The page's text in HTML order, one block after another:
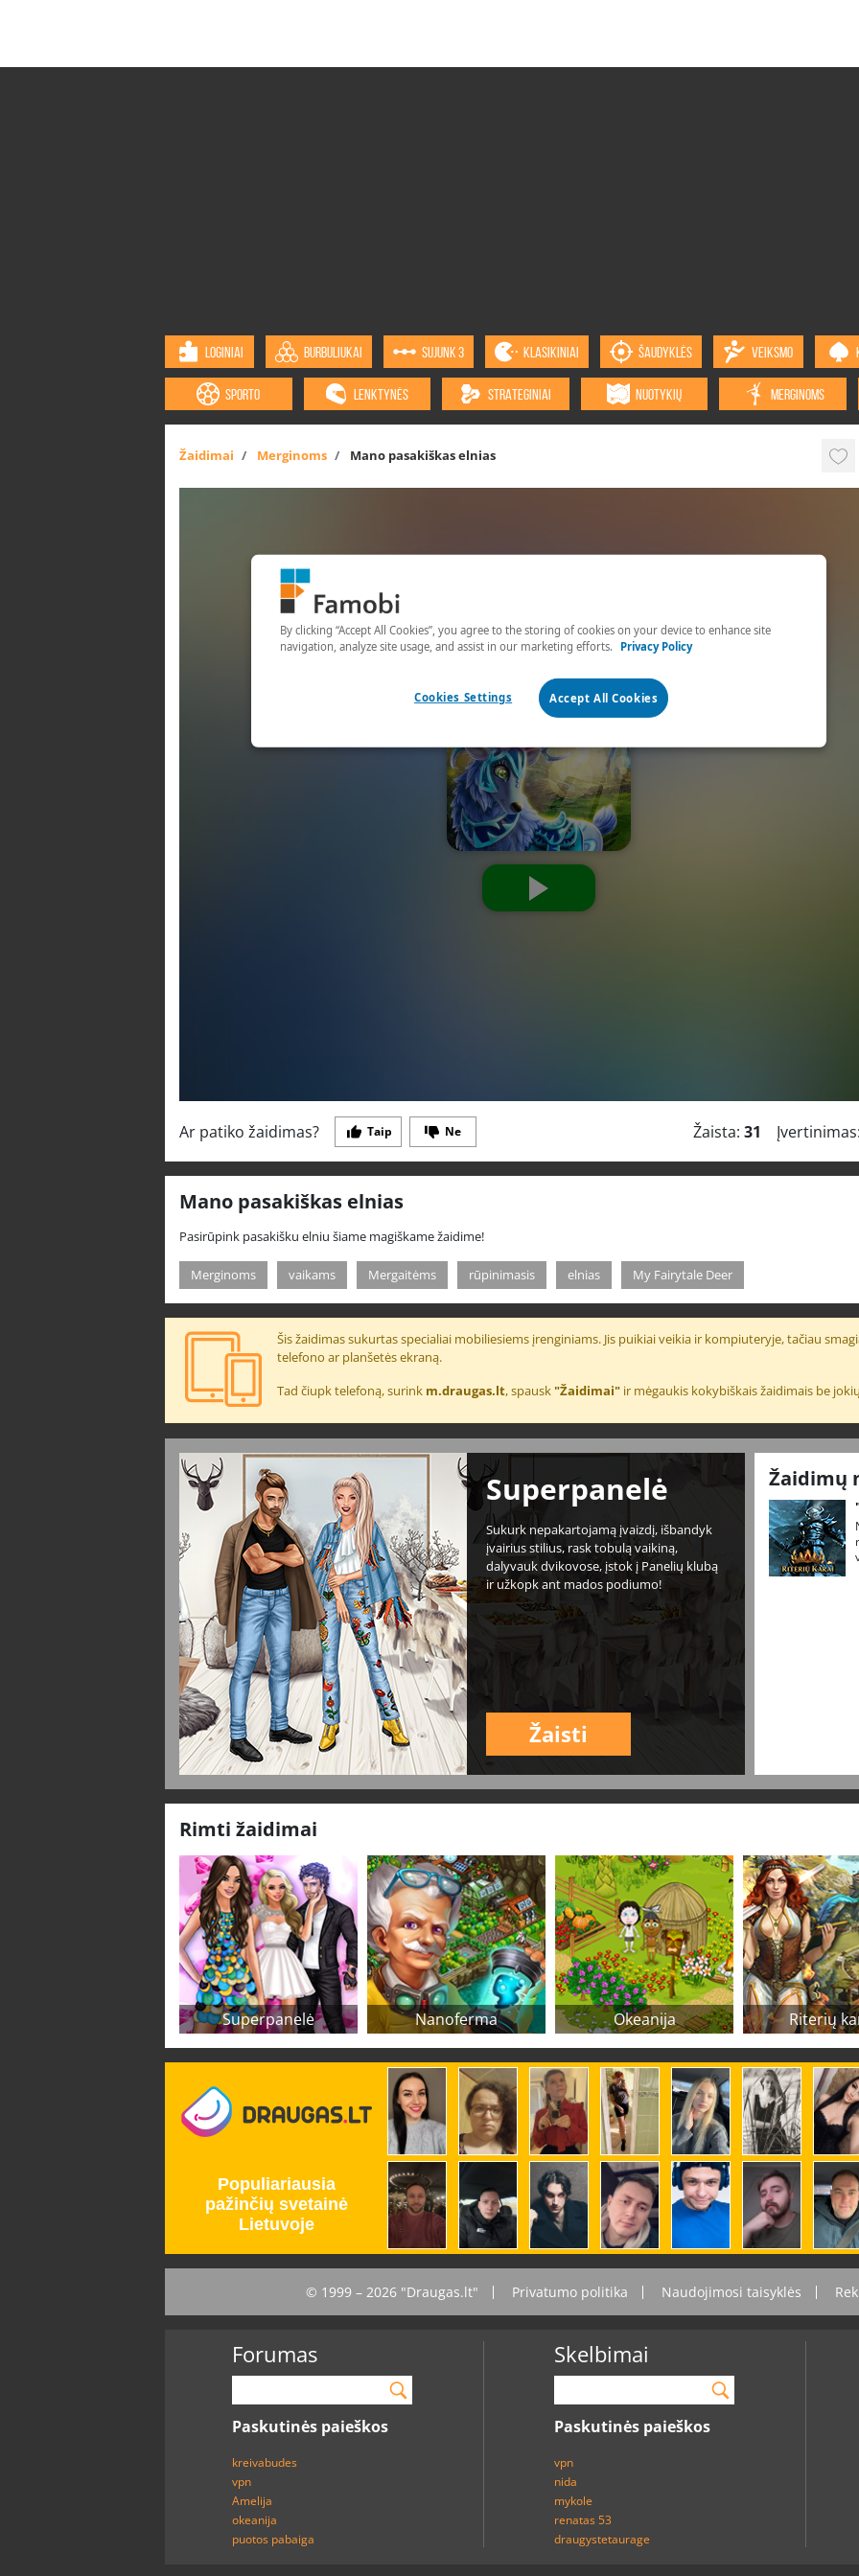
LOGINIAI BURBULIUKAI SUJUNK 3 KLASIKINIAI ŠAUDYKLĖS VEIKSMO
SPORTO LENKTYNĖS STRATEGINIAI NUOTYKIŲ MERGINOMS
Žaidimai Merginoms Mano pasakiškas elnias
Ar patiko žaidimas? Taip Ne Žaista: 31
Mano pasakiškas elnias
Pasirūpink pasakišku elniu šiame magiškame žaidime!
Merginoms vaikams Mergaitėms rūpinimasis elnias My Fairytale Deer
Šis žaidimas sukurtas specialiai mobiliesiems įrenginiams. Jis puikiai veikia ir kompiuteryje, tačiau
telefono ar planšetės ekraną.
Tad čiupk telefoną, surink m.draugas.lt, spausk"Žaidimai" ir mėgaukis kokybiškais žaidimais be
Superpanelė
Sukurk nepakartojamą įvaizdį, išbandyk
įvairius stilius, rask tobulą vaikiną,
dalyvauk dvikovose, įstok į Panelių klubą
ir užkopk ant mados podiumo!
Žaisti
Žaidimų
Rimti žaidimai
Superpanelė Nanoferma Okeanija Riterių
© 1999 – 2026 "Draugas.lt" Privatumo politika Naudojimosi taisyklės
Forumas
Paskutinės paieškos
kreivabudes
vpn
Amelija
okeanija
puotos pabaiga
Skelbimai
Paskutinės paieškos
vpn
nida
mykole
renatas 53
draugystetaurage